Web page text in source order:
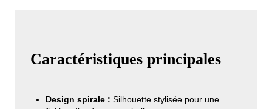
Caractéristiques principales
Design spirale : Silhouette stylisée pour une